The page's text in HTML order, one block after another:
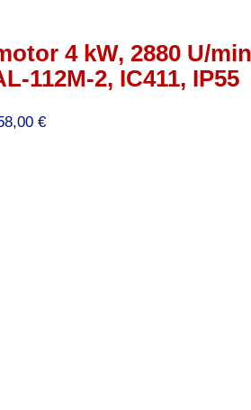
4 kW, 2880 U/
112M-2, IC411, IP55
€Preisspanne: